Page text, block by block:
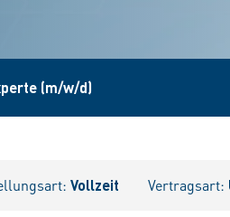
(m/w/d)
Vollzeit Vertragsart: